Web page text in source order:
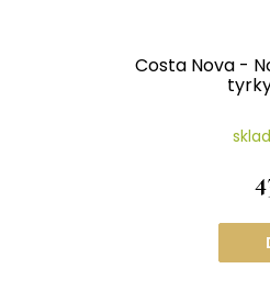
Costa Nova -